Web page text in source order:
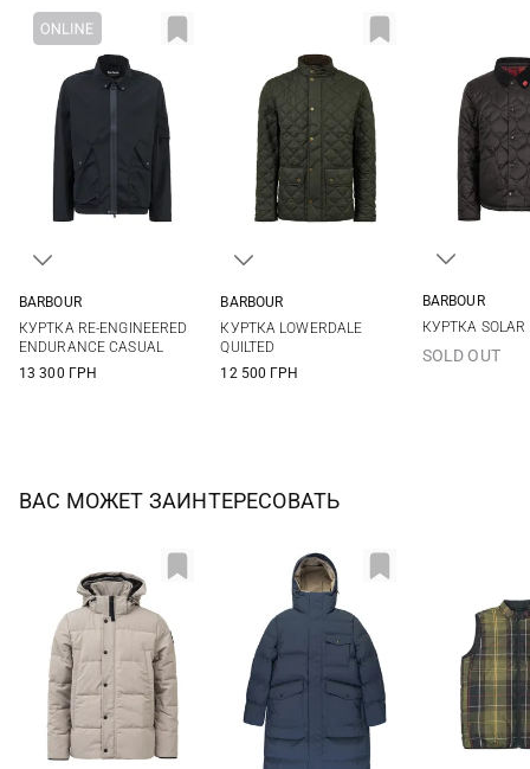
BARBOUR
КУРТКА RE-ENGINEERED
ENDURANCE CASUAL
13 300 ГРН
BARBOUR
КУРТКА LOWERDALE
QUILTED
12 500 ГРН
BARBOUR
КУРТКА SOLAR
SOLD OUT
ВАС МОЖЕТ ЗАИНТЕРЕСОВАТЬ